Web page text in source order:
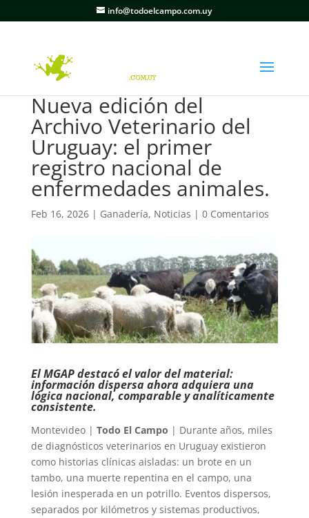
info@todoelcampo.com.uy
Nueva edición del
Archivo Veterinario del
Uruguay: el primer
registro nacional de
enfermedades animales.
Feb 16, 2026| Ganadería, Noticias | 0 Comentarios
El MGAP destacó el valor del material:
información dispersa ahora adquiera una
lógica nacional, comparable y analíticamente
consistente.
Montevideo | Todo El Campo | Durante años, miles
de diagnósticos veterinarios en Uruguay existieron
como historias clínicas aisladas: un brote en un
tambo, una muerte repentina en el campo, una
lesión inesperada en un potrillo. Eventos dispersos,
separados por kilómetros y sistemas productivos,